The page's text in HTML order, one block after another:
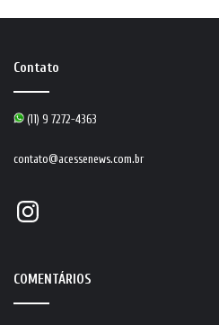
Contato
(11) 9 7272-4363
contato@acessenews.com.br
Instagram
COMENTÁRIOS